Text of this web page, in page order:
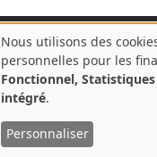
User
Se connecter
A
propos
des
cookies
sur
Nous utilisons des
personnelles pour les
Fonctionnel,
intégré.
Personnaliser